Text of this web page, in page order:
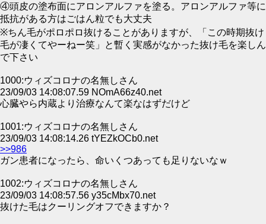
④頭皮の塗布面にアロンアルファを塗る。アロンアルファ等に
抵抗がある方はごはん粒でも大丈夫
※ちん毛がポロポロ抜けることがありますが、「この時期抜け
毛が凄くてやーねー笑」と暫く実感がなかった抜け毛を楽しん
で下さい
1000:ウィズコロナの名無しさん
23/09/03 14:08:07.59 NOmA66z40.net
心臓やら内蔵より治療なんて楽なはずだけど
1001:ウィズコロナの名無しさん
23/09/03 14:08:14.26 tYEZkOCb0.net
>>986
ガン患者になったら、命いくつあっても足りないなｗ
1002:ウィズコロナの名無しさん
23/09/03 14:08:57.56 y35cMbx70.net
抜けた毛はクーリングオフできますか？